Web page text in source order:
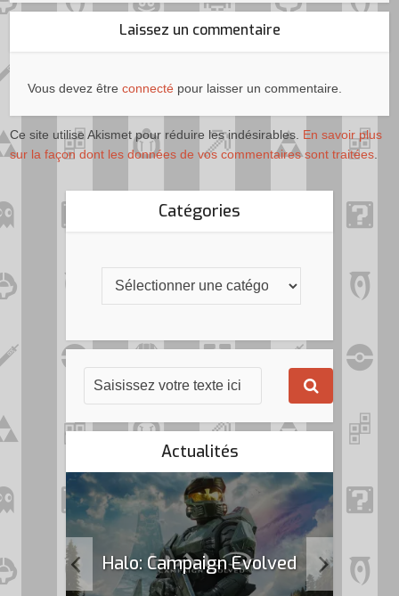
Laissez un commentaire
Vous devez êtreconnecté pour laisser un commentaire.
Ce site utilise Akismet pour réduire les indésirables. En savoir plus
sur la façon dont les données de vos commentaires sont traitées.
Catégories
Actualités
Halo: Campaign Evolved